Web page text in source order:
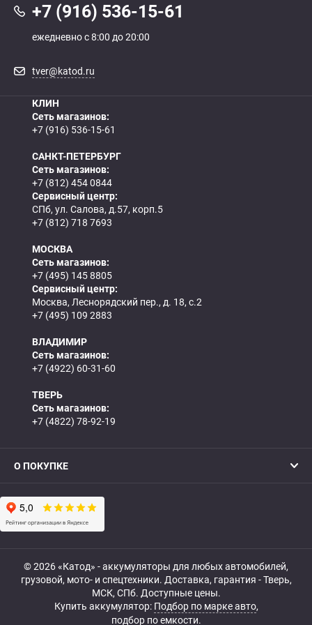
+7 (916) 536-15-61
ежедневно с 8:00 до 20:00
tver@katod.ru
КЛИН
Сеть магазинов:
+7 (916) 536-15-61
САНКТ-ПЕТЕРБУРГ
Сеть магазинов:
+7 (812) 454 0844
Сервисный центр:
СПб, ул. Салова, д.57, корп.5
+7 (812) 718 7693
МОСКВА
Сеть магазинов:
+7 (495) 145 8805
Сервисный центр:
Москва, Леснорядский пер., д. 18, с.2
+7 (495) 109 2883
ВЛАДИМИР
Сеть магазинов:
+7 (4922) 60-31-60
ТВЕРЬ
Сеть магазинов:
+7 (4822) 78-92-19
О ПОКУПКЕ
© 2026 «Катод» - аккумуляторы для любых автомобилей,
грузовой, мото- и спецтехники. Доставка, гарантия - Тверь,
МСК, СПб. Доступные цены.
Купить аккумулятор: Подбор по марке авто,
подбор по емкости.